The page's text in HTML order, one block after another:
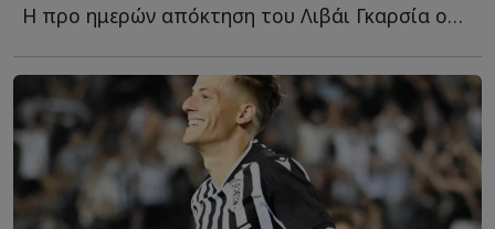
Η προ ημερών απόκτηση του Λιβάι Γκαρσία ουσιαστικά ο...